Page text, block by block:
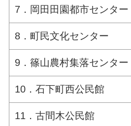
7．岡田田園都市センター
8．町民文化センター
9．篠山農村集落センター
10．石下町西公民館
11．古間木公民館